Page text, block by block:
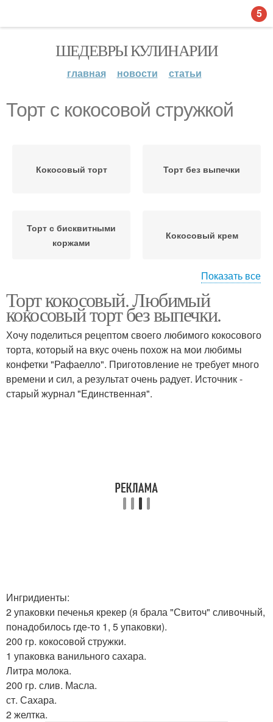
ШЕДЕВРЫ КУЛИНАРИИ
главная новости статьи
Торт с кокосовой стружкой
Кокосовый торт Торт без выпечки
Торт с бисквитными
коржами
Кокосовый крем
Шоколадный торт Кокосовое наслаждение
Шоколадно-кокосовый
торт
Торт в мультиварке
Торт со сгущенкой
Крем из кокосового
Молоко для торта
Показать все
Торт кокосовый. Любимый
кокосовый торт без выпечки.
Хочу поделиться рецептом своего любимого кокосового
торта, который на вкус очень похож на мои любимы
конфетки "Рафаелло". Приготовление не требует много
времени и сил, а результат очень радует. Источник -
старый журнал "Единственная".
Ингридиенты:
2 упаковки печенья крекер (я брала "Свиточ" сливочный,
понадобилось где-то 1, 5 упаковки).
200 гр. кокосовой стружки.
1 упаковка ванильного сахара.
Литра молока.
200 гр. слив. Масла.
ст. Сахара.
2 желтка.
5